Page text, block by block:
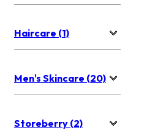
Haircare (1)
Men's Skincare (20)
Storeberry (2)